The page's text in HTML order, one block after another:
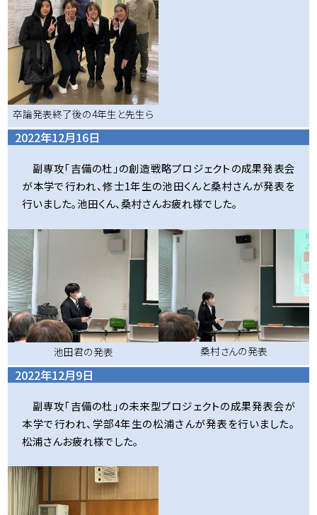
卒論発表終了後の4年生と先生ら
2022年12月16日
副専攻「吉備の杜」の創造戦略プロジェクトの成果発表会
が本学で行われ、修士1年生の池田くんと桑村さんが発表を
行いました。池田くん、桑村さんお疲れ様でした。
池田君の発表 桑村さんの発表
2022年12月9日
副専攻「吉備の杜」の未来型プロジェクトの成果発表会が
本学で行われ、学部4年生の松浦さんが発表を行いました。
松浦さんお疲れ様でした。